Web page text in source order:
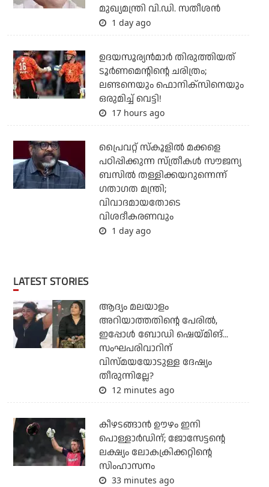
മുഖ്യമന്ത്രി വി.ഡി. സതീശന്‍
1 day ago
ഉദയസൂര്യന്‍മാര്‍ തിരുത്തിയത്
ടൂര്‍ണമെന്റിന്റെ ചരിത്രം;
ലണ്ടനെയും ഫൊനിക്‌സിനെയും
ഒരുമിച്ച് വെട്ടി!
17 hours ago
പ്രൈവറ്റ് സ്‌കൂളില്‍ മക്കളെ
പഠിപ്പിക്കുന്ന സ്ത്രീകള്‍ സൗജന്യ
ബസില്‍ തള്ളിക്കയറുന്നെന്ന്
ഗതാഗത മന്ത്രി;
വിവാദമായതോടെ
വിശദീകരണവും
1 day ago
LATEST STORIES
ആദ്യം മലയാളം
അറിയാത്തതിന്റെ പേരില്‍,
ഇപ്പോള്‍ ബോഡി ഷെയ്മിങ്...
സംഘപരിവാറിന്
വിസ്മയയോടുള്ള ദേഷ്യം
തീരുന്നില്ലേ?
12 minutes ago
കീഴടങ്ങാന്‍ ഊഴം ഇനി
പൊള്ളാര്‍ഡിന്; ജോസേട്ടന്റെ
ലക്ഷ്യം ലോകക്രിക്കറ്റിന്റെ
സിംഹാസനം
33 minutes ago